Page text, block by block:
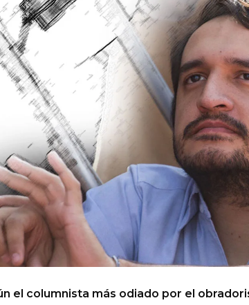
el columnista más odiado por el